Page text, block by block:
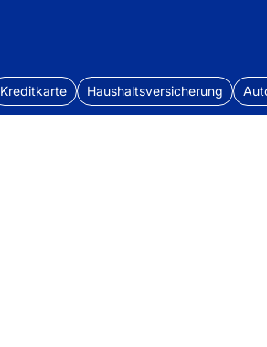
Kreditkarte Haushaltsversicherung